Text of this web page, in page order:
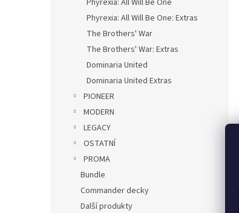
Phyrexia: All Will Be One
Phyrexia: All Will Be One: Extras
The Brothers' War
The Brothers' War: Extras
Dominaria United
Dominaria United Extras
PIONEER
MODERN
LEGACY
OSTATNÍ
PROMA
Bundle
Commander decky
Další produkty